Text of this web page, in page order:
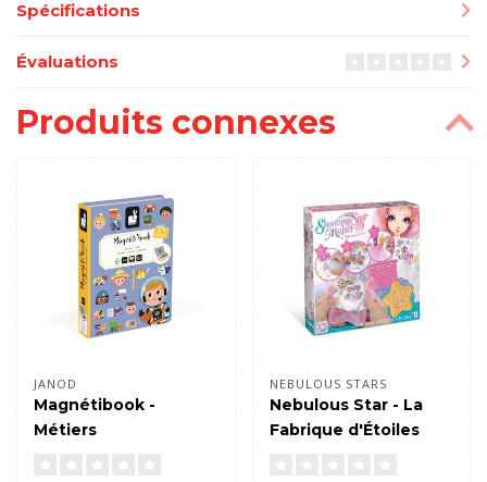
Spécifications
Évaluations
Produits connexes
JANOD
Magnétibook -
Métiers
NEBULOUS STARS
Nebulous Star - La
Fabrique d'Étoiles